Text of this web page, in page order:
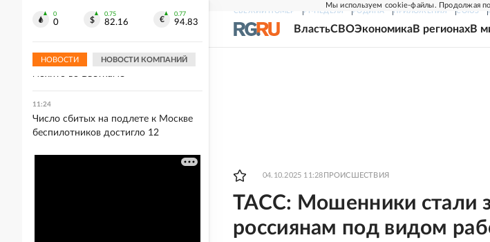
Мы используем cookie-файлы. Продолжая
СВЕЖИЙ НОМЕР РГ-НЕДЕЛЯ РОДИНА ПРИЛОЖЕНИЯ СОЮЗ
ВластьСВОЭкономикаВ регионахВ
04.10.2025 11:28 ПРОИСШЕСТВИЯ
ТАСС: Мошенники стали
россиянам под видом
0
0
0.75
82.16
0.77
94.83
НОВОСТИ НОВОСТИ КОМПАНИЙ
получила сильные ожоги из-за
мохито во Вьетнаме
11:24
Число сбитых на подлете к Москве
беспилотников достигло 12